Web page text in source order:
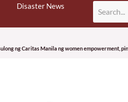
Disaster News
ng Caritas Manila ng women empowerment,